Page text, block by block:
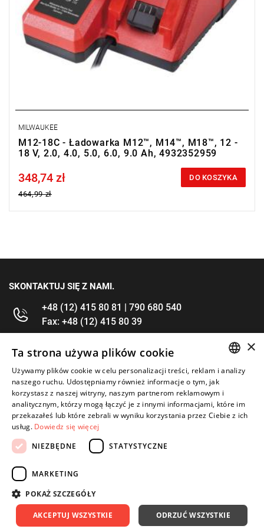
MILWAUKEE
M12-18C - Ładowarka M12™, M14™, M18™, 12 -
18 V, 2.0, 4.0, 5.0, 6.0, 9.0 Ah, 4932352959
Price tax included
348,74 zł
464,99 zł
DO KOSZYKA
SKONTAKTUJ SIĘ Z NAMI.
+48 (12) 415 80 81 | 790 680 540
Fax: +48 (12) 415 80 39
kontakt@im-narzedzia.pl
INFORMACJE
OFERTA
MOJE KONTO
OBSERWUJ NAS
Copyright 2026: IM Kraków Created by: Waynet
ENGLISH
×
Ta strona używa plików cookie
Używamy plików cookie w celu personalizacji treści, reklam i analizy
naszego ruchu. Udostępniamy również informacje o tym, jak
korzystasz z naszej witryny, naszym partnerom reklamowym i
analitycznym, którzy mogą łączyć je z innymi informacjami, które im
przekazałeś lub które zebrali w wyniku korzystania przez Ciebie z ich
usług. Dowiedz się więcej
NIEZBĘDNE
STATYSTYCZNE
MARKETING
POKAŻ SZCZEGÓŁY
AKCEPTUJ WSZYSTKIE ODRZUĆ WSZYSTKIE